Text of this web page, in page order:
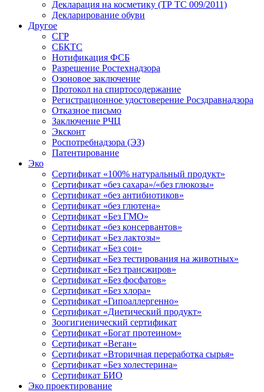
Декларация на косметику (ТР ТС 009/2011)
Декларирование обуви
Другое
СГР
СБКТС
Нотификация ФСБ
Разрешение Ростехнадзора
Озоновое заключение
Протокол на спиртосодержание
Регистрационное удостоверение Росздравнадзора
Отказное письмо
Заключение РЧЦ
Эксконт
Роспотребнадзора (ЭЗ)
Патентирование
Эко
Сертификат «100% натуральный продукт»
Сертификат «без сахара»/«без глюкозы»
Сертификат «без антибиотиков»
Сертификат «без глютена»
Сертификат «Без ГМО»
Сертификат «без консервантов»
Сертификат «Без лактозы»
Сертификат «Без сои»
Сертификат «Без тестирования на животных»
Сертификат «Без трансжиров»
Сертификат «Без фосфатов»
Сертификат «Без хлора»
Сертификат «Гипоаллергенно»
Сертификат «Диетический продукт»
Зоогигиенический сертификат
Сертификат «Богат протеином»
Сертификат «Веган»
Сертификат «Вторичная переработка сырья»
Сертификат «Без холестерина»
Сертификат БИО
Эко проектирование